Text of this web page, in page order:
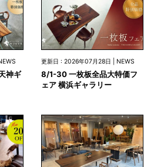
神ギ
更新日 : 2026年07月28日 | NEWS
8/1-30 一枚板全品大特価フ
ェア 横浜ギャラリー